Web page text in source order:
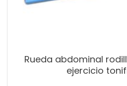
Rueda abdominal
ejercicio